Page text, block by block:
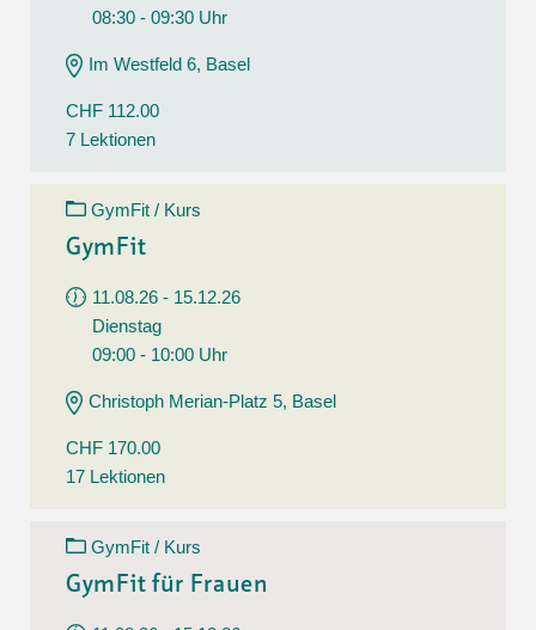
08:30 - 09:30 Uhr
Im Westfeld 6, Basel
CHF 112.00
7 Lektionen
GymFit / Kurs
GymFit
11.08.26 - 15.12.26
Dienstag
09:00 - 10:00 Uhr
Christoph Merian-Platz 5, Basel
CHF 170.00
17 Lektionen
GymFit / Kurs
GymFit für Frauen